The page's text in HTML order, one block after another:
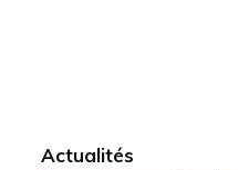
Actualités